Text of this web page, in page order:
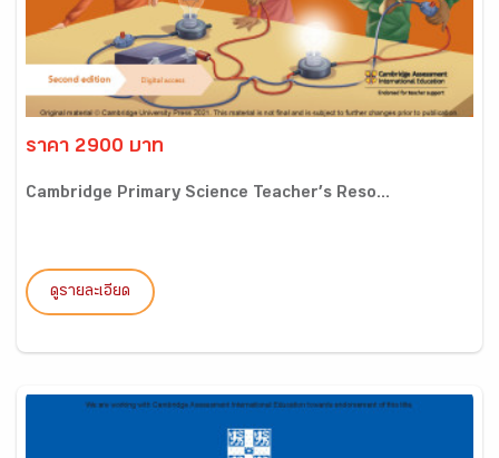
ราคา 2900 บาท
Cambridge Primary Science Teacher’s Reso...
ดูรายละเอียด